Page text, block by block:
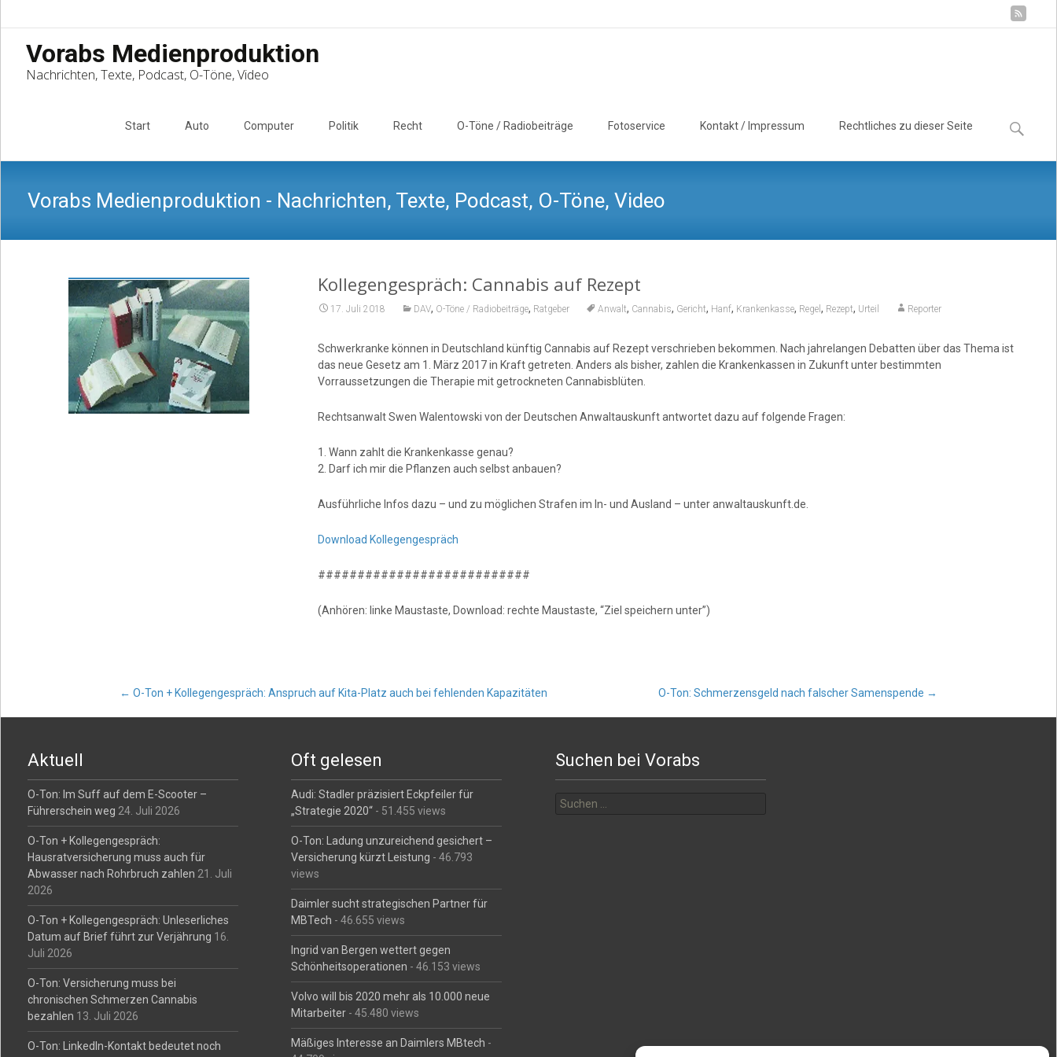
Vorabs Medienproduktion
Nachrichten, Texte, Podcast, O-Töne, Video
Start Auto Computer Politik Recht O-Töne / Radiobeiträge Fotoservice Kontakt / Impressum Rechtliches zu dieser Seite
Suchen
nach:
Vorabs Medienproduktion - Nachrichten, Texte, Podcast, O-Töne, Video
Kollegengespräch: Cannabis auf Rezept
17. Juli 2018 DAV, O-Töne / Radiobeiträge, Ratgeber Anwalt, Cannabis, Gericht, Hanf, Krankenkasse, Regel , Rezept, Urteil Reporter
Schwerkranke können in Deutschland künftig Cannabis auf Rezept verschrieben bekommen. Nach jahrelangen Debatten über das Thema ist
das neue Gesetz am 1. März 2017 in Kraft getreten. Anders als bisher, zahlen die Krankenkassen in Zukunft unter bestimmten
Vorraussetzungen die Therapie mit getrockneten Cannabisblüten.
Rechtsanwalt Swen Walentowski von der Deutschen Anwaltauskunft antwortet dazu auf folgende Fragen:
1. Wann zahlt die Krankenkasse genau?
2. Darf ich mir die Pflanzen auch selbst anbauen?
Ausführliche Infos dazu – und zu möglichen Strafen im In- und Ausland – unter anwaltauskunft.de.
Download Kollegengespräch
###########################
(Anhören: linke Maustaste, Download: rechte Maustaste, “Ziel speichern unter”)
Post
navigation
← O-Ton + Kollegengespräch: Anspruch auf Kita-Platz auch bei fehlenden Kapazitäten O-Ton: Schmerzensgeld nach falscher Samenspende →
Aktuell
O-Ton: Im Suff auf dem E-Scooter –
Führerschein weg 24. Juli 2026
O-Ton + Kollegengespräch:
Hausratversicherung muss auch für
Abwasser nach Rohrbruch zahlen 21. Juli
2026
O-Ton + Kollegengespräch: Unleserliches
Datum auf Brief führt zur Verjährung 16.
Juli 2026
O-Ton: Versicherung muss bei
chronischen Schmerzen Cannabis
bezahlen 13. Juli 2026
O-Ton: LinkedIn-Kontakt bedeutet noch
Oft gelesen
Audi: Stadler präzisiert Eckpfeiler für
„Strategie 2020“ - 51.455 views
O-Ton: Ladung unzureichend gesichert –
Versicherung kürzt Leistung - 46.793
views
Daimler sucht strategischen Partner für
MBTech - 46.655 views
Ingrid van Bergen wettert gegen
Schönheitsoperationen - 46.153 views
Volvo will bis 2020 mehr als 10.000 neue
Mitarbeiter - 45.480 views
Mäßiges Interesse an Daimlers MBtech -
Suchen bei Vorabs
nach: